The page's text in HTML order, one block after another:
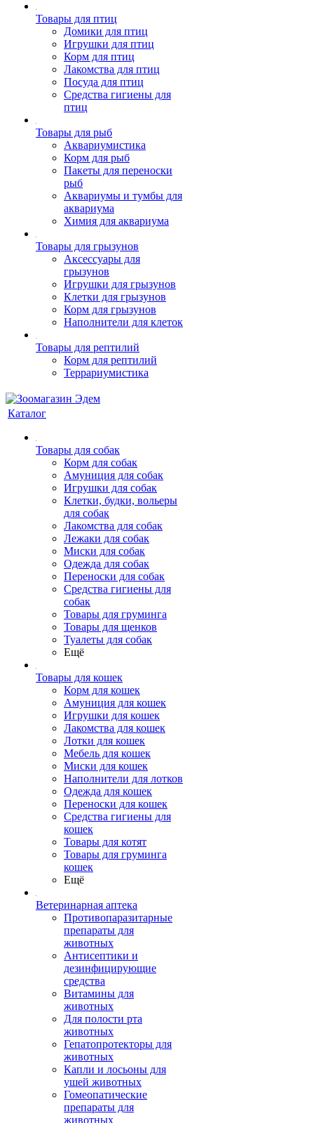
Товары для птиц
Домики для птиц
Игрушки для птиц
Корм для птиц
Лакомства для птиц
Посуда для птиц
Средства гигиены для
птиц
Товары для рыб
Аквариумистика
Корм для рыб
Пакеты для переноски
рыб
Аквариумы и тумбы для
аквариума
Химия для аквариума
Товары для грызунов
Аксессуары для
грызунов
Игрушки для грызунов
Клетки для грызунов
Корм для грызунов
Наполнители для клеток
Товары для рептилий
Корм для рептилий
Террариумистика
Каталог
Товары для собак
Корм для собак
Амуниция для собак
Игрушки для собак
Клетки, будки, вольеры
для собак
Лакомства для собак
Лежаки для собак
Миски для собак
Одежда для собак
Переноски для собак
Средства гигиены для
собак
Товары для груминга
Товары для щенков
Туалеты для собак
Ещё
Товары для кошек
Корм для кошек
Амуниция для кошек
Игрушки для кошек
Лакомства для кошек
Лотки для кошек
Мебель для кошек
Миски для кошек
Наполнители для лотков
Одежда для кошек
Переноски для кошек
Средства гигиены для
кошек
Товары для котят
Товары для груминга
кошек
Ещё
Ветеринарная аптека
Противопаразитарные
препараты для
животных
Антисептики и
дезинфицирующие
средства
Витамины для
животных
Для полости рта
животных
Гепатопротекторы для
животных
Капли и лосьоны для
ушей животных
Гомеопатические
препараты для
животных